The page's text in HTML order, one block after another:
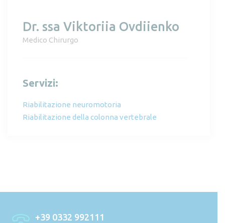
Dr. ssa Viktoriia Ovdiienko
Medico Chirurgo
Servizi:
Riabilitazione neuromotoria
Riabilitazione della colonna vertebrale
+39 0332 992111